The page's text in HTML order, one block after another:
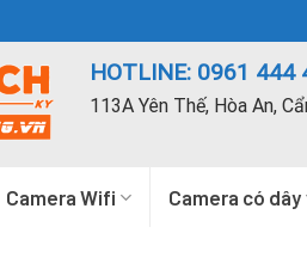
HOTLINE: 0961 444
113A Yên Thế, Hòa An,
Camera Wifi Camera có dây